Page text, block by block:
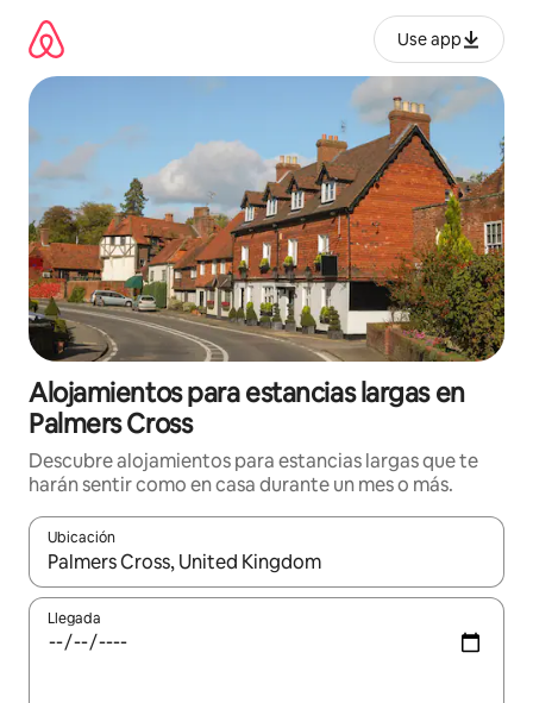
contenido
Use app
Alojamientos para estancias largas en
Palmers Cross
Descubre alojamientos para estancias largas que te
harán sentir como en casa durante un mes o más.
Ubicación
Cuando los resultados estén disponibles, podrás navegar
Llegada